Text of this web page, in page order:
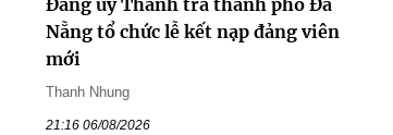
Đảng ủy Thanh tra thành phố Đà
Nẵng tổ chức lễ kết nạp đảng viên
mới
Thanh Nhung
21:16 06/08/2026